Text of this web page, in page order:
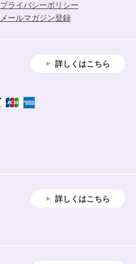
プライバシーポリシー
メールマガジン登録
詳しくはこちら
詳しくはこちら